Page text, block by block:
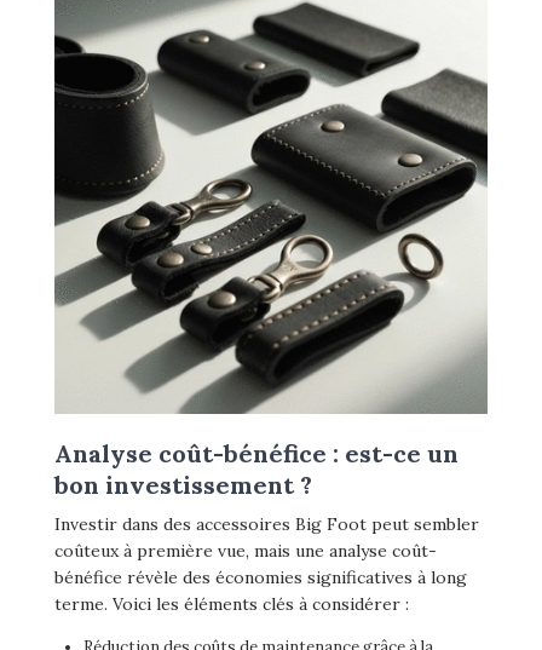
Analyse coût-bénéfice : est-ce un
bon investissement ?
Investir dans des accessoires Big Foot peut sembler
coûteux à première vue, mais une analyse coût-
bénéfice révèle des économies significatives à long
terme. Voici les éléments clés à considérer :